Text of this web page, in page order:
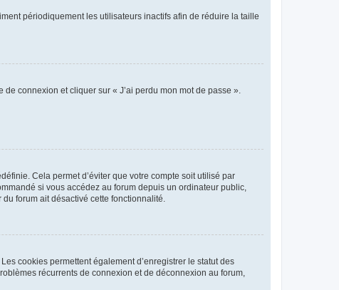
périodiquement les utilisateurs inactifs afin de réduire la taille
connexion et cliquer sur « J’ai perdu mon mot de passe ».
Cela permet d’éviter que votre compte soit utilisé par
si vous accédez au forum depuis un ordinateur public,
forum ait désactivé cette fonctionnalité.
cookies permettent également d’enregistrer le statut des
récurrents de connexion et de déconnexion au forum,